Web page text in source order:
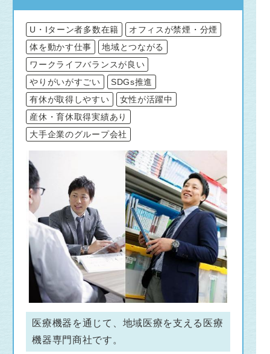
U・Iターン者多数在籍
オフィスが禁煙・分煙
体を動かす仕事
地域とつながる
ワークライフバランスが良い
やりがいがすごい
SDGs推進
有休が取得しやすい
女性が活躍中
産休・育休取得実績あり
大手企業のグループ会社
医療機器を通じて、地域医療を支える医療
機器専門商社です。